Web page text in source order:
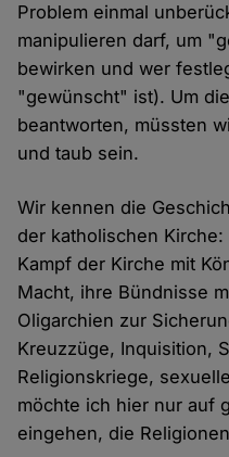
Problem einmal
manipulieren darf, um
bewirken und wer
"gewünscht" ist). Um
beantworten, müssten
und taub sein.
Wir kennen die
der katholischen
Kampf der Kirche mit
Macht, ihre Bündnisse
Oligarchien zur
Kreuzzüge, Inquisition,
Religionskriege,
möchte ich hier nur auf
eingehen, die